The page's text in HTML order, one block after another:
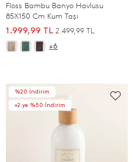
Floss Bambu Banyo Havlusu
85X150 Cm Kum Taşı
1.999,99 TL 2.499,99 TL
+6
%20 İndirim
+2.ye %50 İndirim